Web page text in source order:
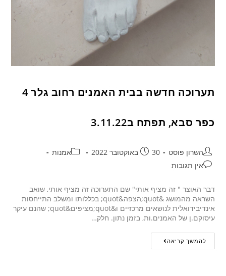
תערוכה חדשה בבית האמנים רחוב גלר 4
כפר סבא, תפתח ב3.11.22
השרון פוסט 30 באוקטובר 2022
אמנות
אין תגובות
דבר האוצר " זה מציף אותי" שם התערוכה זה מציף אותי, שואב
השראה מהמושג &quot;הצפה&quot; בכללותו ומשלב התייחסות
אינדיבידואלית לנושאים מרכזיים ו&quot;מציפים&quot; שהנם עיקר
עיסוקם.ן של האמנים.ות, בזמן נתון. חלק…
להמשך קריאה